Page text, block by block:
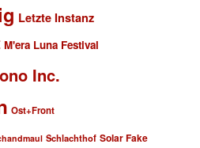
Letzte Instanz
M'era Luna Festival
Inc.
Ost+Front
Schlachthof Solar Fake